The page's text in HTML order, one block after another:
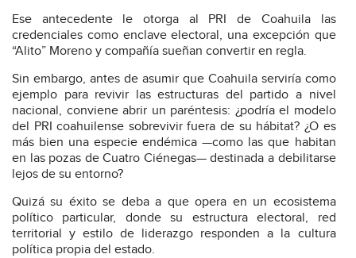
Ese antecedente le otorga al PRI de Coahuila las
credenciales como enclave electoral, una excepción que
“Alito” Moreno y compañía sueñan convertir en regla.
Sin embargo, antes de asumir que Coahuila serviría como
ejemplo para revivir las estructuras del partido a nivel
nacional, conviene abrir un paréntesis: ¿podría el modelo
del PRI coahuilense sobrevivir fuera de su hábitat? ¿O es
más bien una especie endémica —como las que habitan
en las pozas de Cuatro Ciénegas— destinada a debilitarse
lejos de su entorno?
Quizá su éxito se deba a que opera en un ecosistema
político particular, donde su estructura electoral, red
territorial y estilo de liderazgo responden a la cultura
política propia del estado.